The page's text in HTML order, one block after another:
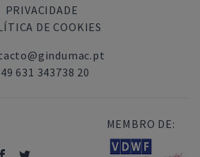
PRIVACIDADE
DE COOKIES
631 343738 20
MEMBRO DE: